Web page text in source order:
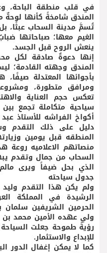
في قلب منطقة الباحة،
المندق شامخةً كأنها لوحةٌ
تُسمَّ مدينة السحاب عبثًا،
الغيم معها؛ صباحاتها
ينعش الروح قبل الجسد.
إنها دعوةٌ صادقة لكل
المندق وجهته القادمة؛
بأجوائها المعتدلة صيفًا،
ومرافق متطورة،
تعكس حجم العناية
سياحية متكاملة تجمع
أكواخ الفراشه للأستاذ
دليل على ذلك التقدم
المنطقه قبل يومين
منصاتهم الاعلاميه روعة
السحاب من جمال وتقدم
الذي بحل ضيفاً ويرى
جدول سياحته
ولم يكن هذا التقدم وليد
الرشيدة في المملكة
الحرمين الشريفين
ولي عهده الأمين محمد
رؤيةً طموحة جعلت السياحة
للإبداع والاستثمار.
كما لا يمكن إغفال الدور